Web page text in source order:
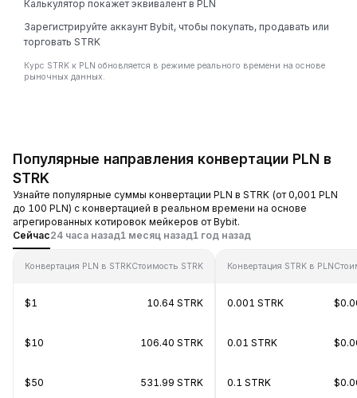
Калькулятор покажет эквивалент в PLN
Зарегистрируйте аккаунт Bybit, чтобы покупать, продавать или
торговать STRK
Курс STRK к PLN обновляется в режиме реального времени на основе
рыночных данных.
Популярные направления конвертации PLN в
STRK
Узнайте популярные суммы конвертации PLN в STRK (от 0,001 PLN
до 100 PLN) с конвертацией в реальном времени на основе
агрегированных котировок мейкеров от Bybit.
Сейчас24 часа назад1 месяц назад1 год назад
Конвертация PLN в STRKСтоимость STRK
$1 10.64 STRK
$10 106.40 STRK
$50 531.99 STRK
Конвертация STRK в PLN
0.001 STRK
0.01 STRK
0.1 STRK